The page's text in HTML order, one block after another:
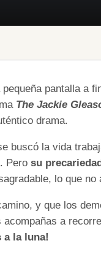
pantalla a
The Jackie
drama.
buscó la vida
Pero su
lo que no
y que los
a
a la luna!